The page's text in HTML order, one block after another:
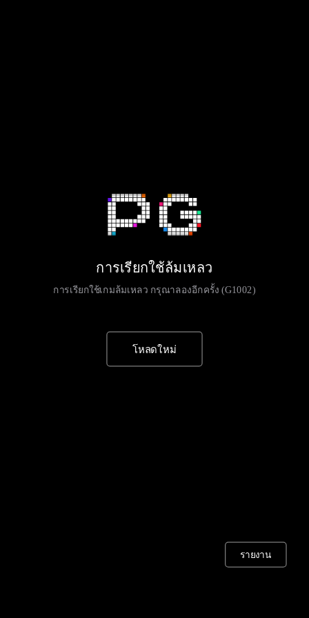
การเรียกใช้ล้มเหลว
การเรียกใช้เกมล้มเหลว กรุณาลองอีกครั้ง (G1002)
โหลดใหม่
รายงาน